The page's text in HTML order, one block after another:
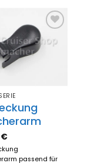
Zum
Merkzettel
hinzufügen
€
passend für